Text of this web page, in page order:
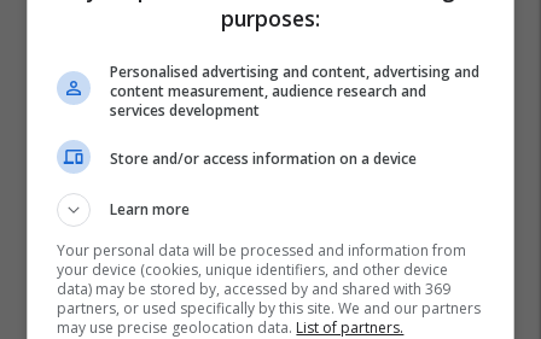
purposes:
Personalised advertising and content, advertising and
content measurement, audience research and
services development
Store and/or access information on a device
Learn more
Your personal data will be processed and information from
your device (cookies, unique identifiers, and other device
data) may be stored by, accessed by and shared with 369
partners, or used specifically by this site. We and our partners
may use precise geolocation data. List of partners.